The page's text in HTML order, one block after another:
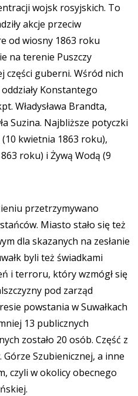
wojsk rosyjskich. To
akcje przeciw
od wiosny 1863 roku
na terenie Puszczy
części guberni. Wśród nich
Konstantego
Władysława Brandta,
Suzina. Najbliższe potyczki
(10 kwietnia 1863 roku),
roku) i Żywą Wodą (9
przetrzymywano
Miasto stało się też
dla skazanych na zesłanie
byli też świadkami
i terroru, który wzmógł się
pod zarząd
powstania w Suwałkach
13 publicznych
zostało 20 osób. Część z
Szubienicznej, a inne
czyli w okolicy obecnego